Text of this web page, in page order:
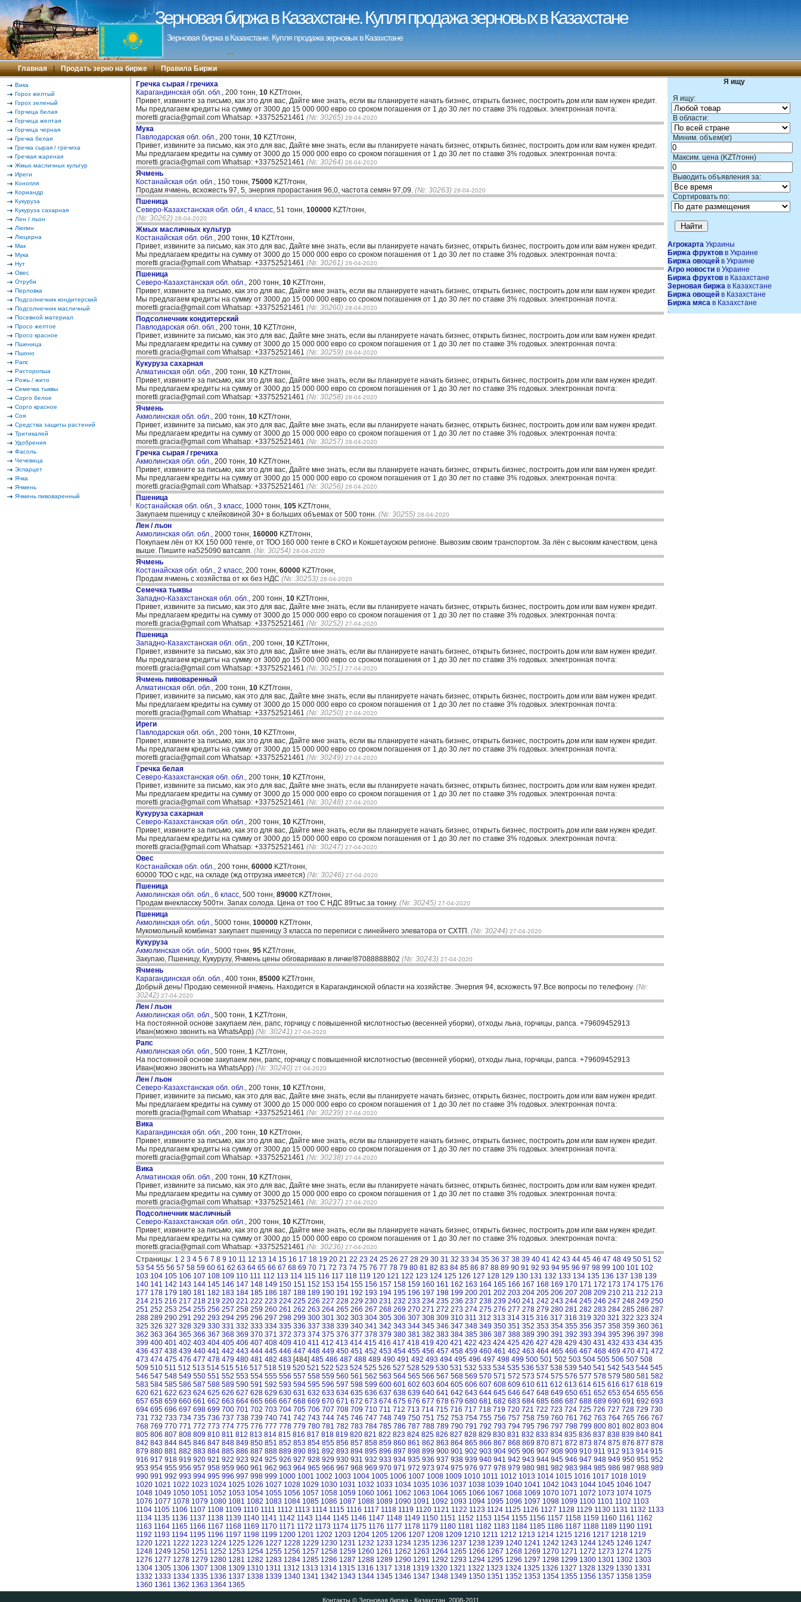
Зерновая биржа в Казахстане. Купля продажа зерновых в Казахстане
Зерновая биржа в Казахстане. Купля продажа зерновых в Казахстане
---
Главная | Продать зерно на бирже | Правила Биржи
Вика
Горох желтый
Горох зеленый
Горчица белая
Горчица желтая
Горчица черная
Гречка белая
Гречка сырая / гречиха
Гречкая жареная
Жмых масличных культур
Иреги
Конопля
Кориандр
Кукуруза
Кукуруза сахарная
Лен / льон
Люпин
Люцерна
Мак
Мука
Нут
Овес
Отруби
Перловка
Подсолнечник кондитерский
Подсолнечник масличный
Посевной материал
Просо желтое
Просо красное
Пшеница
Пшоно
Рапс
Расторопша
Рожь / жито
Семечка тыквы
Сорго белое
Сорго красное
Соя
Средства защиты растений
Тритикалей
Удобрения
Фасоль
Чечевица
Эспарцет
Ячка
Ячмень
Ячмень пивоваренный
Я ищу
Я ищу:
В области:
Миним. объем(кг)
Максим. цена (KZT/тонн)
Выводить объявления за:
Сортировать по:
Агрокарта Украины
Биржа фруктов в Украине
Биржа овощей в Украине
Агро новости в Украине
Биржа фруктов в Казахстане
Зерновая биржа в Казахстане
Биржа овощей в Казахстане
Биржа мяса в Казахстане
Гречка сырая / гречиха
Карагандинская обл. обл., 200 тонн, 10 KZT/тонн,
Привет, извините за письмо, как это для вас, Дайте мне знать, если вы планируете начать бизнес, открыть бизнес, построить дом или вам нужен кредит.
Мы предлагаем кредиты на сумму от 3000 до 15 000 000 евро со сроком погашения от 1 до 30 лет по ставке 3% годовых. электронная почта:
moretti.gracia@gmail.com Whatsap: +33752521461 (№: 30265) 28-04-2020
Мука
Павлодарская обл. обл., 200 тонн, 10 KZT/тонн,
Привет, извините за письмо, как это для вас, Дайте мне знать, если вы планируете начать бизнес, открыть бизнес, построить дом или вам нужен кредит.
Мы предлагаем кредиты на сумму от 3000 до 15 000 000 евро со сроком погашения от 1 до 30 лет по ставке 3% годовых. электронная почта:
moretti.gracia@gmail.com Whatsap: +33752521461 (№: 30264) 28-04-2020
Ячмень
Костанайская обл. обл., 150 тонн, 75000 KZT/тонн,
Продам ячмень, всхожесть 97, 5, энергия прорастания 96,0, частота семян 97,09. (№: 30263) 28-04-2020
Пшеница
Северо-Казахстанская обл. обл., 4 класс, 51 тонн, 100000 KZT/тонн,
(№: 30262) 28-04-2020
Жмых масличных культур
Костанайская обл. обл., 200 тонн, 10 KZT/тонн,
Привет, извините за письмо, как это для вас, Дайте мне знать, если вы планируете начать бизнес, открыть бизнес, построить дом или вам нужен кредит.
Мы предлагаем кредиты на сумму от 3000 до 15 000 000 евро со сроком погашения от 1 до 30 лет по ставке 3% годовых. электронная почта:
moretti.gracia@gmail.com Whatsap: +33752521461 (№: 30261) 28-04-2020
Пшеница
Северо-Казахстанская обл. обл., 200 тонн, 10 KZT/тонн,
Привет, извините за письмо, как это для вас, Дайте мне знать, если вы планируете начать бизнес, открыть бизнес, построить дом или вам нужен кредит.
Мы предлагаем кредиты на сумму от 3000 до 15 000 000 евро со сроком погашения от 1 до 30 лет по ставке 3% годовых. электронная почта:
moretti.gracia@gmail.com Whatsap: +33752521461 (№: 30260) 28-04-2020
Подсолнечник кондитерский
Павлодарская обл. обл., 200 тонн, 10 KZT/тонн,
Привет, извините за письмо, как это для вас, Дайте мне знать, если вы планируете начать бизнес, открыть бизнес, построить дом или вам нужен кредит.
Мы предлагаем кредиты на сумму от 3000 до 15 000 000 евро со сроком погашения от 1 до 30 лет по ставке 3% годовых. электронная почта:
moretti.gracia@gmail.com Whatsap: +33752521461 (№: 30259) 28-04-2020
Кукуруза сахарная
Алматинская обл. обл., 200 тонн, 10 KZT/тонн,
Привет, извините за письмо, как это для вас, Дайте мне знать, если вы планируете начать бизнес, открыть бизнес, построить дом или вам нужен кредит.
Мы предлагаем кредиты на сумму от 3000 до 15 000 000 евро со сроком погашения от 1 до 30 лет по ставке 3% годовых. электронная почта:
moretti.gracia@gmail.com Whatsap: +33752521461 (№: 30258) 28-04-2020
Ячмень
Акмолинская обл. обл., 200 тонн, 10 KZT/тонн,
Привет, извините за письмо, как это для вас, Дайте мне знать, если вы планируете начать бизнес, открыть бизнес, построить дом или вам нужен кредит.
Мы предлагаем кредиты на сумму от 3000 до 15 000 000 евро со сроком погашения от 1 до 30 лет по ставке 3% годовых. электронная почта:
moretti.gracia@gmail.com Whatsap: +33752521461 (№: 30257) 28-04-2020
Гречка сырая / гречиха
Акмолинская обл. обл., 200 тонн, 10 KZT/тонн,
Привет, извините за письмо, как это для вас, Дайте мне знать, если вы планируете начать бизнес, открыть бизнес, построить дом или вам нужен кредит.
Мы предлагаем кредиты на сумму от 3000 до 15 000 000 евро со сроком погашения от 1 до 30 лет по ставке 3% годовых. электронная почта:
moretti.gracia@gmail.com Whatsap: +33752521461 (№: 30256) 28-04-2020
Пшеница
Костанайская обл. обл., 3 класс, 1000 тонн, 105 KZT/тонн,
Закупаем пшеницу с клейковиной 30+ в больших объемах от 500 тонн. (№: 30255) 28-04-2020
Лен / льон
Акмолинская обл. обл., 2000 тонн, 160000 KZT/тонн,
Покупаем лён от КХ 150 000 тенге, от ТОО 160 000 тенге в СКО и Кокшетауском регионе. Вывозим своим транспортом. За лён с высоким качеством, цена
выше. Пишите на525090 ватсапп. (№: 30254) 28-04-2020
Ячмень
Костанайская обл. обл., 2 класс, 200 тонн, 60000 KZT/тонн,
Продам ячмень с хозяйства от кх без НДС (№: 30253) 28-04-2020
Семечка тыквы
Западно-Казахстанская обл. обл., 200 тонн, 10 KZT/тонн,
Привет, извините за письмо, как это для вас, Дайте мне знать, если вы планируете начать бизнес, открыть бизнес, построить дом или вам нужен кредит.
Мы предлагаем кредиты на сумму от 3000 до 15 000 000 евро со сроком погашения от 1 до 30 лет по ставке 3% годовых. электронная почта:
moretti.gracia@gmail.com Whatsap: +33752521461 (№: 30252) 27-04-2020
Пшеница
Западно-Казахстанская обл. обл., 200 тонн, 10 KZT/тонн,
Привет, извините за письмо, как это для вас, Дайте мне знать, если вы планируете начать бизнес, открыть бизнес, построить дом или вам нужен кредит.
Мы предлагаем кредиты на сумму от 3000 до 15 000 000 евро со сроком погашения от 1 до 30 лет по ставке 3% годовых. электронная почта:
moretti.gracia@gmail.com Whatsap: +33752521461 (№: 30251) 27-04-2020
Ячмень пивоваренный
Алматинская обл. обл., 200 тонн, 10 KZT/тонн,
Привет, извините за письмо, как это для вас, Дайте мне знать, если вы планируете начать бизнес, открыть бизнес, построить дом или вам нужен кредит.
Мы предлагаем кредиты на сумму от 3000 до 15 000 000 евро со сроком погашения от 1 до 30 лет по ставке 3% годовых. электронная почта:
moretti.gracia@gmail.com Whatsap: +33752521461 (№: 30250) 27-04-2020
Иреги
Павлодарская обл. обл., 200 тонн, 10 KZT/тонн,
Привет, извините за письмо, как это для вас, Дайте мне знать, если вы планируете начать бизнес, открыть бизнес, построить дом или вам нужен кредит.
Мы предлагаем кредиты на сумму от 3000 до 15 000 000 евро со сроком погашения от 1 до 30 лет по ставке 3% годовых. электронная почта:
moretti.gracia@gmail.com Whatsap: +33752521461 (№: 30249) 27-04-2020
Гречка белая
Северо-Казахстанская обл. обл., 200 тонн, 10 KZT/тонн,
Привет, извините за письмо, как это для вас, Дайте мне знать, если вы планируете начать бизнес, открыть бизнес, построить дом или вам нужен кредит.
Мы предлагаем кредиты на сумму от 3000 до 15 000 000 евро со сроком погашения от 1 до 30 лет по ставке 3% годовых. электронная почта:
moretti.gracia@gmail.com Whatsap: +33752521461 (№: 30248) 27-04-2020
Кукуруза сахарная
Северо-Казахстанская обл. обл., 200 тонн, 10 KZT/тонн,
Привет, извините за письмо, как это для вас, Дайте мне знать, если вы планируете начать бизнес, открыть бизнес, построить дом или вам нужен кредит.
Мы предлагаем кредиты на сумму от 3000 до 15 000 000 евро со сроком погашения от 1 до 30 лет по ставке 3% годовых. электронная почта:
moretti.gracia@gmail.com Whatsap: +33752521461 (№: 30247) 27-04-2020
Овес
Костанайская обл. обл., 200 тонн, 60000 KZT/тонн,
60000 ТОО с ндс, на складе (жд отгрузка имеется) (№: 30246) 27-04-2020
Пшеница
Акмолинская обл. обл., 6 класс, 500 тонн, 89000 KZT/тонн,
Продам внекласску 500тн. Запах солода. Цена от тоо С НДС 89тыс.за тонну. (№: 30245) 27-04-2020
Пшеница
Акмолинская обл. обл., 5000 тонн, 100000 KZT/тонн,
Мукомольный комбинат закупает пшеницу 3 класса по переписи с линейнего элеватора от СХТП. (№: 30244) 27-04-2020
Кукуруза
Акмолинская обл. обл., 5000 тонн, 95 KZT/тонн,
Закупаю, Пшеницу, Кукурузу, Ячмень цены обговариваю в личке!87088888802 (№: 30243) 27-04-2020
Ячмень
Карагандинская обл. обл., 400 тонн, 85000 KZT/тонн,
Добрый день! Продаю семенной ячмень. Находится в Карагандинской области на хозяйстве. Энергия 94, всхожесть 97.Все вопросы по телефону. (№:
30242) 27-04-2020
Лен / льон
Акмолинская обл. обл., 500 тонн, 1 KZT/тонн,
На постоянной основе закупаем лен, рапс, горчицу с повышенной кислотностью (весенней уборки), отходы льна, горчицы, рапса. +79609452913
Иван(можно звонить на WhatsApp) (№: 30241) 27-04-2020
Рапс
Акмолинская обл. обл., 500 тонн, 1 KZT/тонн,
На постоянной основе закупаем лен, рапс, горчицу с повышенной кислотностью (весенней уборки), отходы льна, горчицы, рапса. +79609452913
Иван(можно звонить на WhatsApp) (№: 30240) 27-04-2020
Лен / льон
Северо-Казахстанская обл. обл., 200 тонн, 10 KZT/тонн,
Привет, извините за письмо, как это для вас, Дайте мне знать, если вы планируете начать бизнес, открыть бизнес, построить дом или вам нужен кредит.
Мы предлагаем кредиты на сумму от 3000 до 15 000 000 евро со сроком погашения от 1 до 30 лет по ставке 3% годовых. электронная почта:
moretti.gracia@gmail.com Whatsap: +33752521461 (№: 30239) 27-04-2020
Вика
Карагандинская обл. обл., 200 тонн, 10 KZT/тонн,
Привет, извините за письмо, как это для вас, Дайте мне знать, если вы планируете начать бизнес, открыть бизнес, построить дом или вам нужен кредит.
Мы предлагаем кредиты на сумму от 3000 до 15 000 000 евро со сроком погашения от 1 до 30 лет по ставке 3% годовых. электронная почта:
moretti.gracia@gmail.com Whatsap: +33752521461 (№: 30238) 27-04-2020
Вика
Алматинская обл. обл., 200 тонн, 10 KZT/тонн,
Привет, извините за письмо, как это для вас, Дайте мне знать, если вы планируете начать бизнес, открыть бизнес, построить дом или вам нужен кредит.
Мы предлагаем кредиты на сумму от 3000 до 15 000 000 евро со сроком погашения от 1 до 30 лет по ставке 3% годовых. электронная почта:
moretti.gracia@gmail.com Whatsap: +33752521461 (№: 30237) 27-04-2020
Подсолнечник масличный
Северо-Казахстанская обл. обл., 200 тонн, 10 KZT/тонн,
Привет, извините за письмо, как это для вас, Дайте мне знать, если вы планируете начать бизнес, открыть бизнес, построить дом или вам нужен кредит.
Мы предлагаем кредиты на сумму от 3000 до 15 000 000 евро со сроком погашения от 1 до 30 лет по ставке 3% годовых. электронная почта:
moretti.gracia@gmail.com Whatsap: +33752521461 (№: 30236) 27-04-2020
Страницы: 1 2 3 4 5 6 7 8 9 10 11 12 13 14 15 16 17 18 19 20 21 22 23 24 25 26 27 28 29 30 31 32 33 34 35 36 37 38 39 40 41 42 43 44 45 46 47 48 49 50 51 52
53 54 55 56 57 58 59 60 61 62 63 64 65 66 67 68 69 70 71 72 73 74 75 76 77 78 79 80 81 82 83 84 85 86 87 88 89 90 91 92 93 94 95 96 97 98 99 100 101 102
103 104 105 106 107 108 109 110 111 112 113 114 115 116 117 118 119 120 121 122 123 124 125 126 127 128 129 130 131 132 133 134 135 136 137 138 139
140 141 142 143 144 145 146 147 148 149 150 151 152 153 154 155 156 157 158 159 160 161 162 163 164 165 166 167 168 169 170 171 172 173 174 175 176
177 178 179 180 181 182 183 184 185 186 187 188 189 190 191 192 193 194 195 196 197 198 199 200 201 202 203 204 205 206 207 208 209 210 211 212 213
214 215 216 217 218 219 220 221 222 223 224 225 226 227 228 229 230 231 232 233 234 235 236 237 238 239 240 241 242 243 244 245 246 247 248 249 250
251 252 253 254 255 256 257 258 259 260 261 262 263 264 265 266 267 268 269 270 271 272 273 274 275 276 277 278 279 280 281 282 283 284 285 286 287
288 289 290 291 292 293 294 295 296 297 298 299 300 301 302 303 304 305 306 307 308 309 310 311 312 313 314 315 316 317 318 319 320 321 322 323 324
325 326 327 328 329 330 331 332 333 334 335 336 337 338 339 340 341 342 343 344 345 346 347 348 349 350 351 352 353 354 355 356 357 358 359 360 361
362 363 364 365 366 367 368 369 370 371 372 373 374 375 376 377 378 379 380 381 382 383 384 385 386 387 388 389 390 391 392 393 394 395 396 397 398
399 400 401 402 403 404 405 406 407 408 409 410 411 412 413 414 415 416 417 418 419 420 421 422 423 424 425 426 427 428 429 430 431 432 433 434 435
436 437 438 439 440 441 442 443 444 445 446 447 448 449 450 451 452 453 454 455 456 457 458 459 460 461 462 463 464 465 466 467 468 469 470 471 472
473 474 475 476 477 478 479 480 481 482 483 [484] 485 486 487 488 489 490 491 492 493 494 495 496 497 498 499 500 501 502 503 504 505 506 507 508
509 510 511 512 513 514 515 516 517 518 519 520 521 522 523 524 525 526 527 528 529 530 531 532 533 534 535 536 537 538 539 540 541 542 543 544 545
546 547 548 549 550 551 552 553 554 555 556 557 558 559 560 561 562 563 564 565 566 567 568 569 570 571 572 573 574 575 576 577 578 579 580 581 582
583 584 585 586 587 588 589 590 591 592 593 594 595 596 597 598 599 600 601 602 603 604 605 606 607 608 609 610 611 612 613 614 615 616 617 618 619
620 621 622 623 624 625 626 627 628 629 630 631 632 633 634 635 636 637 638 639 640 641 642 643 644 645 646 647 648 649 650 651 652 653 654 655 656
657 658 659 660 661 662 663 664 665 666 667 668 669 670 671 672 673 674 675 676 677 678 679 680 681 682 683 684 685 686 687 688 689 690 691 692 693
694 695 696 697 698 699 700 701 702 703 704 705 706 707 708 709 710 711 712 713 714 715 716 717 718 719 720 721 722 723 724 725 726 727 728 729 730
731 732 733 734 735 736 737 738 739 740 741 742 743 744 745 746 747 748 749 750 751 752 753 754 755 756 757 758 759 760 761 762 763 764 765 766 767
768 769 770 771 772 773 774 775 776 777 778 779 780 781 782 783 784 785 786 787 788 789 790 791 792 793 794 795 796 797 798 799 800 801 802 803 804
805 806 807 808 809 810 811 812 813 814 815 816 817 818 819 820 821 822 823 824 825 826 827 828 829 830 831 832 833 834 835 836 837 838 839 840 841
842 843 844 845 846 847 848 849 850 851 852 853 854 855 856 857 858 859 860 861 862 863 864 865 866 867 868 869 870 871 872 873 874 875 876 877 878
879 880 881 882 883 884 885 886 887 888 889 890 891 892 893 894 895 896 897 898 899 900 901 902 903 904 905 906 907 908 909 910 911 912 913 914 915
916 917 918 919 920 921 922 923 924 925 926 927 928 929 930 931 932 933 934 935 936 937 938 939 940 941 942 943 944 945 946 947 948 949 950 951 952
953 954 955 956 957 958 959 960 961 962 963 964 965 966 967 968 969 970 971 972 973 974 975 976 977 978 979 980 981 982 983 984 985 986 987 988 989
990 991 992 993 994 995 996 997 998 999 1000 1001 1002 1003 1004 1005 1006 1007 1008 1009 1010 1011 1012 1013 1014 1015 1016 1017 1018 1019
1020 1021 1022 1023 1024 1025 1026 1027 1028 1029 1030 1031 1032 1033 1034 1035 1036 1037 1038 1039 1040 1041 1042 1043 1044 1045 1046 1047
1048 1049 1050 1051 1052 1053 1054 1055 1056 1057 1058 1059 1060 1061 1062 1063 1064 1065 1066 1067 1068 1069 1070 1071 1072 1073 1074 1075
1076 1077 1078 1079 1080 1081 1082 1083 1084 1085 1086 1087 1088 1089 1090 1091 1092 1093 1094 1095 1096 1097 1098 1099 1100 1101 1102 1103
1104 1105 1106 1107 1108 1109 1110 1111 1112 1113 1114 1115 1116 1117 1118 1119 1120 1121 1122 1123 1124 1125 1126 1127 1128 1129 1130 1131 1132 1133
1134 1135 1136 1137 1138 1139 1140 1141 1142 1143 1144 1145 1146 1147 1148 1149 1150 1151 1152 1153 1154 1155 1156 1157 1158 1159 1160 1161 1162
1163 1164 1165 1166 1167 1168 1169 1170 1171 1172 1173 1174 1175 1176 1177 1178 1179 1180 1181 1182 1183 1184 1185 1186 1187 1188 1189 1190 1191
1192 1193 1194 1195 1196 1197 1198 1199 1200 1201 1202 1203 1204 1205 1206 1207 1208 1209 1210 1211 1212 1213 1214 1215 1216 1217 1218 1219
1220 1221 1222 1223 1224 1225 1226 1227 1228 1229 1230 1231 1232 1233 1234 1235 1236 1237 1238 1239 1240 1241 1242 1243 1244 1245 1246 1247
1248 1249 1250 1251 1252 1253 1254 1255 1256 1257 1258 1259 1260 1261 1262 1263 1264 1265 1266 1267 1268 1269 1270 1271 1272 1273 1274 1275
1276 1277 1278 1279 1280 1281 1282 1283 1284 1285 1286 1287 1288 1289 1290 1291 1292 1293 1294 1295 1296 1297 1298 1299 1300 1301 1302 1303
1304 1305 1306 1307 1308 1309 1310 1311 1312 1313 1314 1315 1316 1317 1318 1319 1320 1321 1322 1323 1324 1325 1326 1327 1328 1329 1330 1331
1332 1333 1334 1335 1336 1337 1338 1339 1340 1341 1342 1343 1344 1345 1346 1347 1348 1349 1350 1351 1352 1353 1354 1355 1356 1357 1358 1359
1360 1361 1362 1363 1364 1365
Контакты© Зерновая биржа - Казахстан, 2008-2011